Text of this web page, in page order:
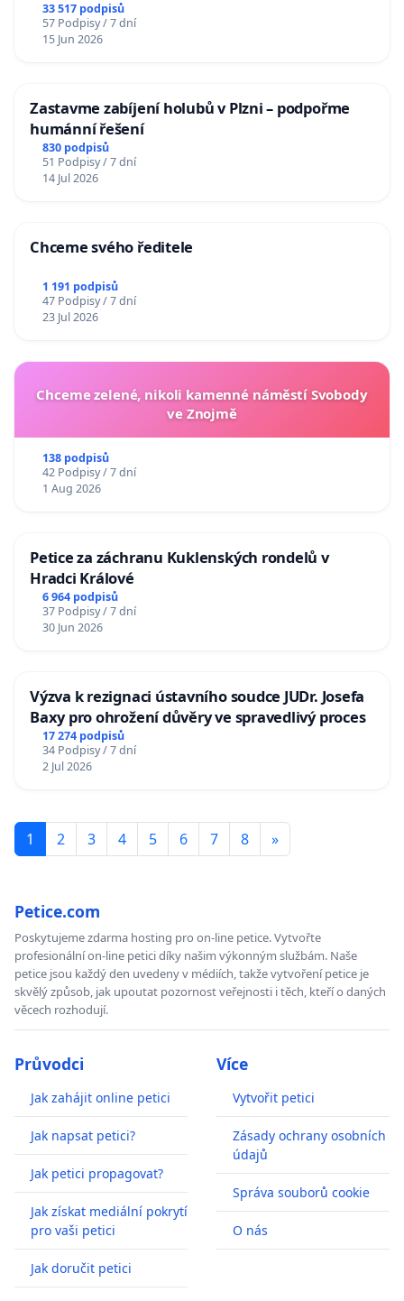
33 517 podpisů
57 Podpisy / 7 dní
15 Jun 2026
Zastavme zabíjení holubů v Plzni – podpořme
humánní řešení
830 podpisů
51 Podpisy / 7 dní
14 Jul 2026
Chceme svého ředitele
1 191 podpisů
47 Podpisy / 7 dní
23 Jul 2026
Chceme zelené, nikoli kamenné náměstí Svobody
ve Znojmě
138 podpisů
42 Podpisy / 7 dní
1 Aug 2026
Petice za záchranu Kuklenských rondelů v
Hradci Králové
6 964 podpisů
37 Podpisy / 7 dní
30 Jun 2026
Výzva k rezignaci ústavního soudce JUDr. Josefa
Baxy pro ohrožení důvěry ve spravedlivý proces
17 274 podpisů
34 Podpisy / 7 dní
2 Jul 2026
1 2 3 4 5 6 7 8 »
Petice.com
Poskytujeme zdarma hosting pro on-line petice. Vytvořte
profesionální on-line petici díky našim výkonným službám. Naše
petice jsou každý den uvedeny v médiích, takže vytvoření petice je
skvělý způsob, jak upoutat pozornost veřejnosti i těch, kteří o daných
věcech rozhodují.
Průvodci
Jak zahájit online petici
Jak napsat petici?
Jak petici propagovat?
Jak získat mediální pokrytí
pro vaši petici
Jak doručit petici
Více
Vytvořit petici
Zásady ochrany osobních
údajů
Správa souborů cookie
O nás